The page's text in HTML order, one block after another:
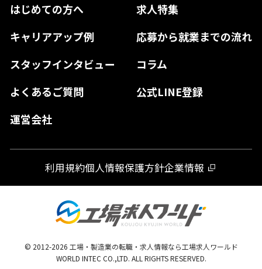
はじめての方へ
求人特集
キャリアアップ例
応募から就業までの流れ
スタッフインタビュー
コラム
よくあるご質問
公式LINE登録
運営会社
奈良県
和歌山県
島根県
山口県
高知県
徳島県
熊本県
宮崎県
鹿児島県
利用規約個人情報保護方針企業情報
© 2012-2026 工場・製造業の転職・求人情報なら工場求人ワールド
WORLD INTEC CO.,LTD. ALL RIGHTS RESERVED.